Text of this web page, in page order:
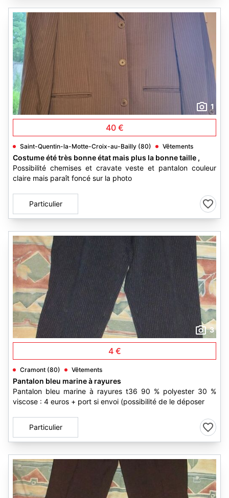
1
40 €
Saint-Quentin-la-Motte-Croix-au-Bailly (80) Vêtements
Costume été très bonne état mais plus la bonne taille ,
Possibilité chemises et cravate veste et pantalon couleur
claire mais paraît foncé sur la photo
Particulier
3
4 €
Cramont (80) Vêtements
Pantalon bleu marine à rayures
Pantalon bleu marine à rayures t36 90 % polyester 30 %
viscose : 4 euros + port si envoi (possibilité de le déposer
Particulier